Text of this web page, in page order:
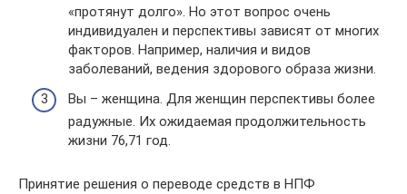
«протянут долго». Но этот вопрос очень
индивидуален и перспективы зависят от многих
факторов. Например, наличия и видов
заболеваний, ведения здорового образа жизни.
Вы – женщина. Для женщин перспективы более
радужные. Их ожидаемая продолжительность
жизни 76,71 год.
Принятие решения о переводе средств в НПФ